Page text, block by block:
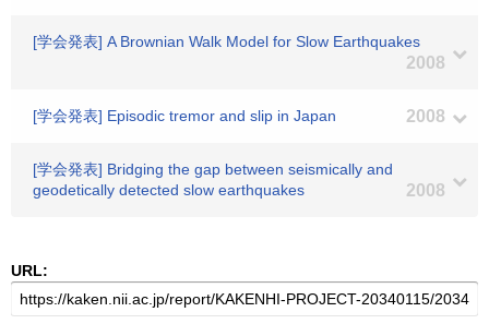
[学会発表] A Brownian Walk Model for Slow Earthquakes
2008
[学会発表] Episodic tremor and slip in Japan 2008
[学会発表] Bridging the gap between seismically and
geodetically detected slow earthquakes
2008
URL: